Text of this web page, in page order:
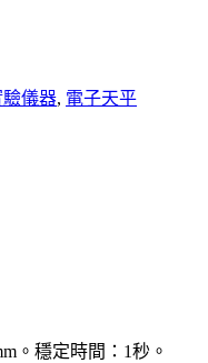
儀器, 電子天平
。穩定時間：1秒。